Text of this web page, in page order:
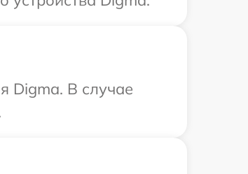
Digma. В случае